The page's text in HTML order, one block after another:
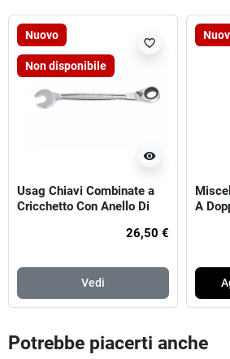
Nuovo
Non disponibile
visibility
favorite_border
Usag Chiavi Combinate a
Cricchetto Con Anello Di
26,50 €
Vedi
A
Potrebbe piacerti anche